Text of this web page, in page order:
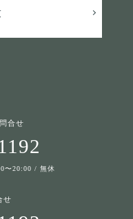
合せ
〜20:00 / 無休
せ